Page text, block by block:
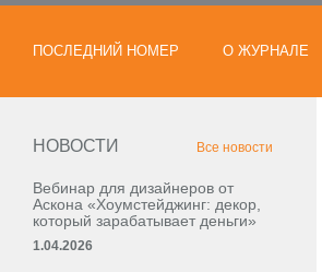
ПОСЛЕДНИЙ НОМЕР О ЖУРНАЛЕ
НОВОСТИ Все новости
Вебинар для дизайнеров от
Аскона «Хоумстейджинг: декор,
который зарабатывает деньги»
1.04.2026